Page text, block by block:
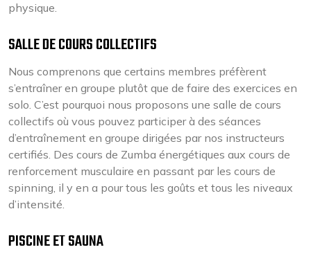
physique.
SALLE DE COURS COLLECTIFS
Nous comprenons que certains membres préfèrent
s’entraîner en groupe plutôt que de faire des exercices en
solo. C’est pourquoi nous proposons une salle de cours
collectifs où vous pouvez participer à des séances
d’entraînement en groupe dirigées par nos instructeurs
certifiés. Des cours de Zumba énergétiques aux cours de
renforcement musculaire en passant par les cours de
spinning, il y en a pour tous les goûts et tous les niveaux
d’intensité.
PISCINE ET SAUNA